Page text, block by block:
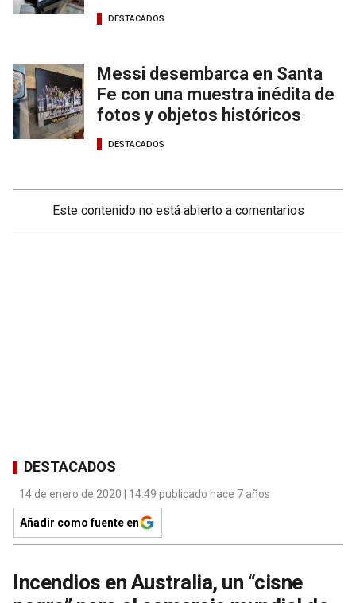
DESTACADOS
Messi desembarca en Santa
Fe con una muestra inédita de
fotos y objetos históricos
DESTACADOS
Este contenido no está abierto a comentarios
DESTACADOS
14 de enero de 2020 | 14:49 publicado hace 7 años
Añadir como fuente en
Incendios en Australia, un “cisne